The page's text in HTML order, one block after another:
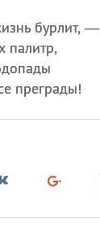
бурлит, —
палитр,
преграды!